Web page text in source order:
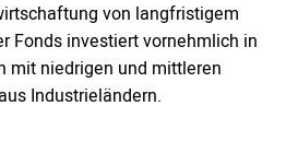
von langfristigem
Fonds investiert vornehmlich in
mit niedrigen und mittleren
Industrieländern.